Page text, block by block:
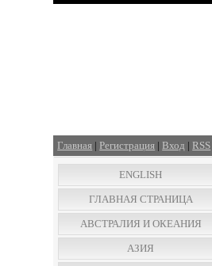
Главная | Регистрация |Вход | RSS
ENGLISH
ГЛАВНАЯ СТРАНИЦА
АВСТРАЛИЯ И ОКЕАНИЯ
АЗИЯ